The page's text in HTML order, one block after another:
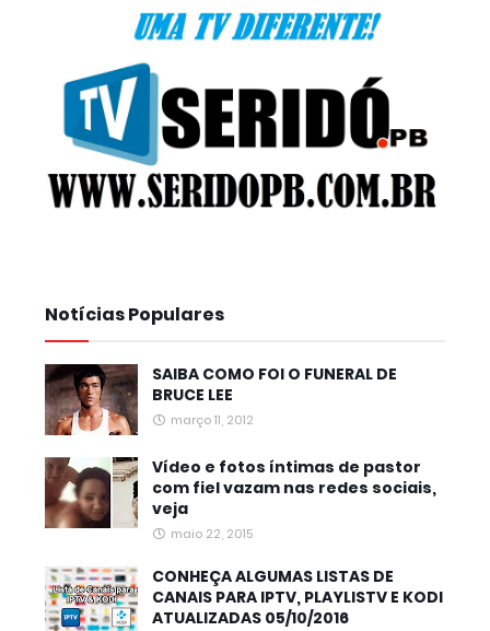
Notícias Populares
SAIBA COMO FOI O FUNERAL DE
BRUCE LEE
março 11, 2012
Vídeo e fotos íntimas de pastor
com fiel vazam nas redes sociais,
veja
maio 22, 2015
CONHEÇA ALGUMAS LISTAS DE
CANAIS PARA IPTV, PLAYLISTV E KODI
ATUALIZADAS 05/10/2016